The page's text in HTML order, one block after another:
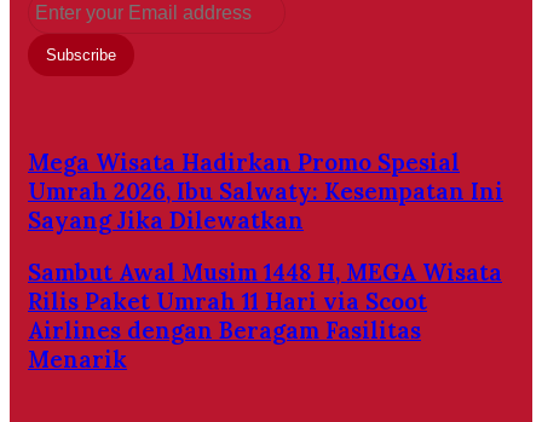
your
Email
address
Mega Wisata Hadirkan Promo Spesial
Umrah 2026, Ibu Salwaty: Kesempatan Ini
Sayang Jika Dilewatkan
Sambut Awal Musim 1448 H, MEGA Wisata
Rilis Paket Umrah 11 Hari via Scoot
Airlines dengan Beragam Fasilitas
Menarik